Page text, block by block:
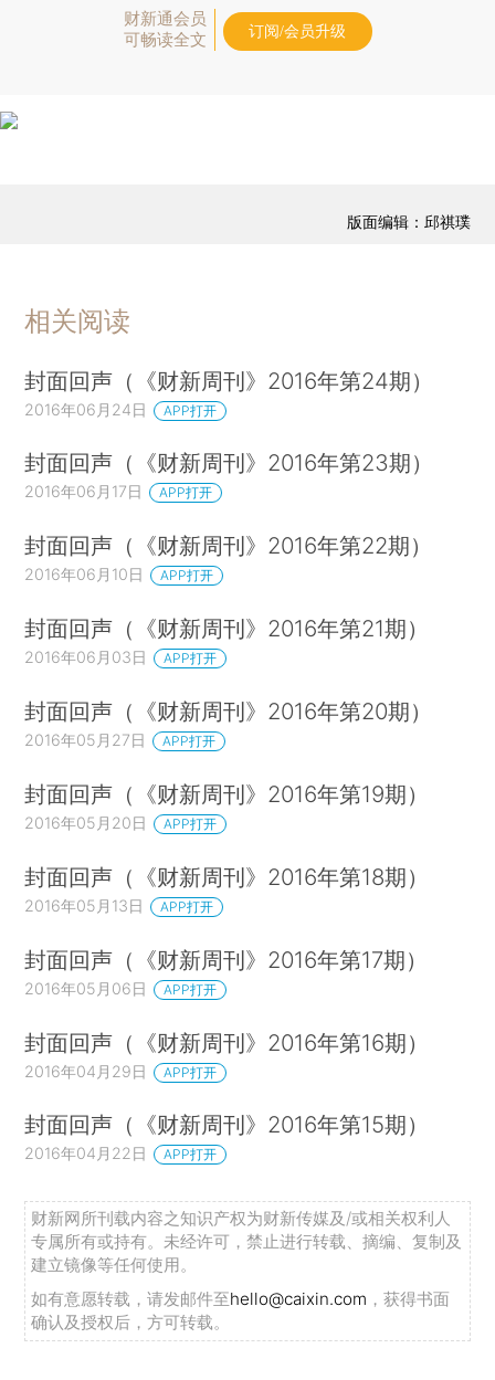
财新通会员
可畅读全文
订阅/会员升级
版面编辑：邱祺璞
相关阅读
封面回声（《财新周刊》2016年第24期）
2016年06月24日 APP打开
封面回声（《财新周刊》2016年第23期）
2016年06月17日 APP打开
封面回声（《财新周刊》2016年第22期）
2016年06月10日 APP打开
封面回声（《财新周刊》2016年第21期）
2016年06月03日 APP打开
封面回声（《财新周刊》2016年第20期）
2016年05月27日 APP打开
封面回声（《财新周刊》2016年第19期）
2016年05月20日 APP打开
封面回声（《财新周刊》2016年第18期）
2016年05月13日 APP打开
封面回声（《财新周刊》2016年第17期）
2016年05月06日 APP打开
封面回声（《财新周刊》2016年第16期）
2016年04月29日 APP打开
封面回声（《财新周刊》2016年第15期）
2016年04月22日 APP打开
财新网所刊载内容之知识产权为财新传媒及/或相关权利人
专属所有或持有。未经许可，禁止进行转载、摘编、复制及
建立镜像等任何使用。
如有意愿转载，请发邮件至hello@caixin.com ，获得书面
确认及授权后，方可转载。